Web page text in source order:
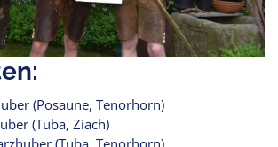
(Posaune, Tenorhorn)
(Tuba, Ziach)
(Tuba, Tenorhorn)